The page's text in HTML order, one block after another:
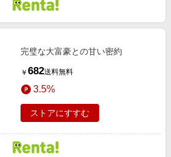
完璧な大富豪との甘い密約
￥ 682送料無料
3.5%
ストアにすすむ